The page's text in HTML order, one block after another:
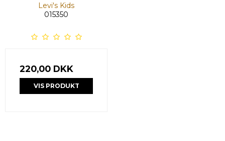
Levi's Kids
015350
220,00 DKK
VIS PRODUKT